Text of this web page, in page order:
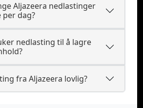
Aljazeera nedlastinger
per dag?
nedlasting til å lagre
fra Aljazeera lovlig?